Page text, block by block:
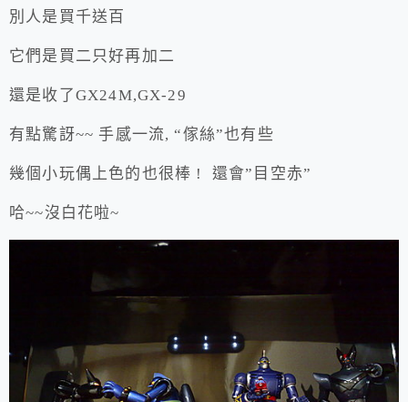
別人是買千送百
它們是買二只好再加二
還是收了GX24M,GX-29
有點驚訝~~ 手感一流, “傢絲”也有些
幾個小玩偶上色的也很棒 ! 還會”目空赤”
哈~~沒白花啦~